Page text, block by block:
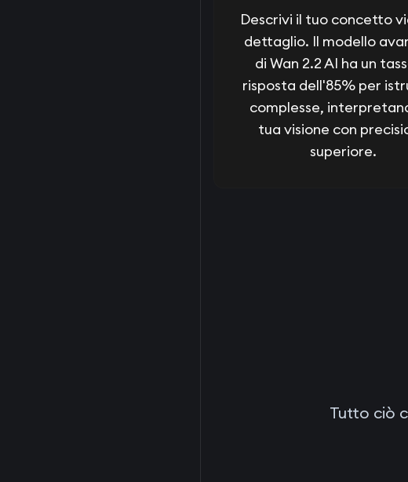
Descrivi il tuo concetto
dettaglio. Il modello
di Wan 2.2 AI ha un
risposta dell'85% per
complesse,
tua visione con
superiore.
Tutto ciò